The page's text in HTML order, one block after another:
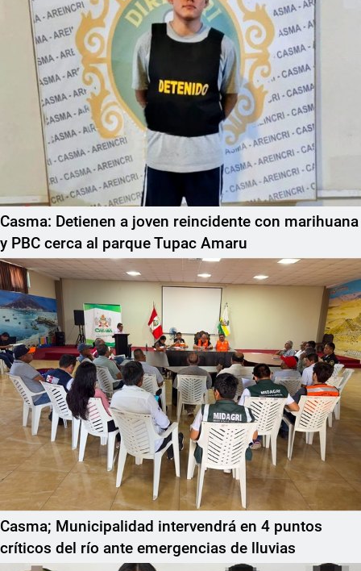
Casma: Detienen a joven reincidente con marihuana
y PBC cerca al parque Tupac Amaru
Casma; Municipalidad intervendrá en 4 puntos
críticos del río ante emergencias de lluvias